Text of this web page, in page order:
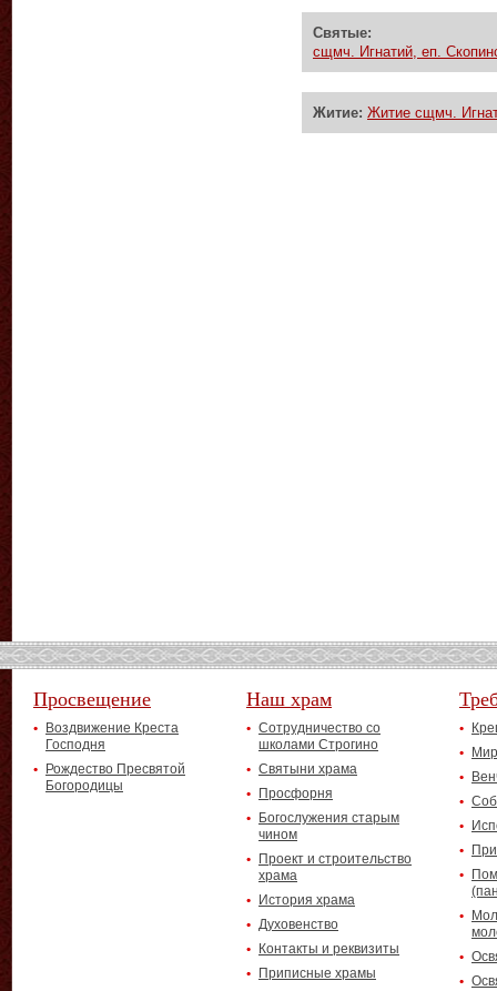
Святые:
сщмч. Игнатий, еп.
Житие: Житие сщмч.
Просвещение
Воздвижение Креста
Господня
Рождество Пресвятой
Богородицы
Наш храм
Сотрудничество со
школами Строгино
Святыни храма
Просфорня
Богослужения старым
чином
Проект и строительство
храма
История храма
Духовенство
Контакты и реквизиты
Приписные храмы